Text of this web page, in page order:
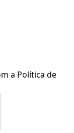
a Política de